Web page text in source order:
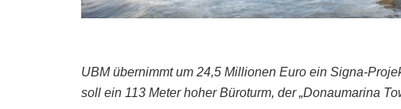
UBM übernimmt um 24,5 Millionen Euro ein Signa-
soll ein 113 Meter hoher Büroturm, der „Donaumarina